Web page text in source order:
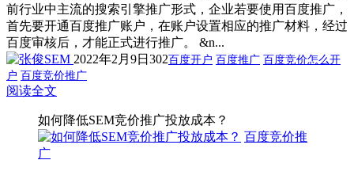
前行业中主流的搜索引擎推广形式，企业若要使用百度推广，
首先要开通百度推广账户，在账户设置相应的推广材料，经过
百度审核后，才能正式进行推广。 &n...
2022年2月9日 302百度开户 百度推广 百度竞价怎么开
户 百度竞价推广
阅读全文
如何降低SEM竞价推广投放成本？
百度竞价推
广